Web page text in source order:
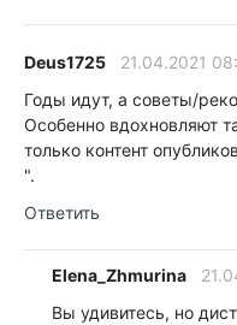
Deus1725
21.04.2021
Годы идут, а советы/
Особенно вдохновляют
только контент
".
Ответить
Elena_Zhmurina
Вы удивитесь, но